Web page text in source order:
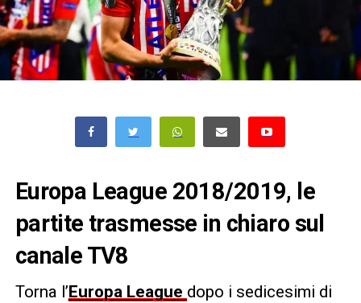
Europa League 2018/2019, le
partite trasmesse in chiaro sul
canale TV8
Torna l’ Europa League dopo i sedicesimi di